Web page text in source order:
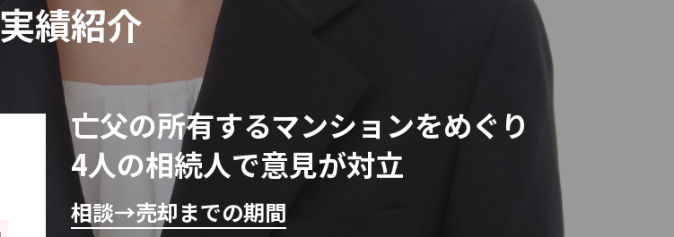
実績紹介
亡父の所有するマンションをめぐり
4人の相続人で意見が対立
相談→売却までの期間